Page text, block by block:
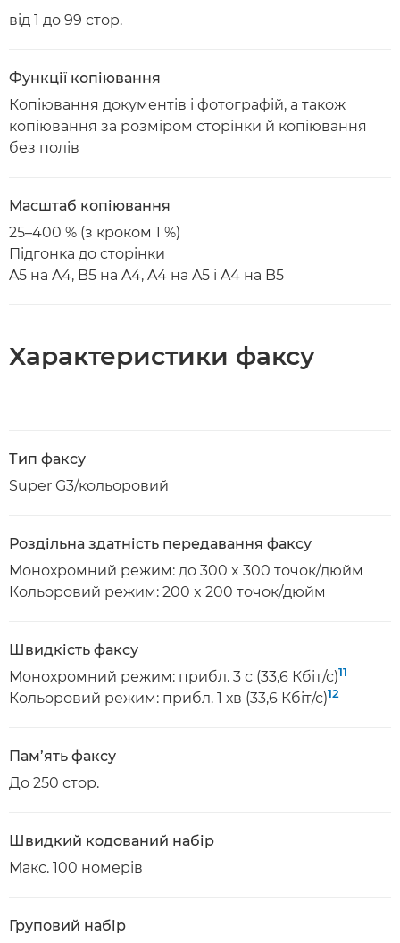
від 1 до 99 стор.
Функції копіювання
Копіювання документів і фотографій, а також
копіювання за розміром сторінки й копіювання
без полів
Масштаб копіювання
25–400 % (з кроком 1 %)
Підгонка до сторінки
A5 на A4, B5 на A4, A4 на A5 і A4 на B5
Характеристики факсу
Тип факсу
Super G3/кольоровий
Роздільна здатність передавання факсу
Монохромний режим: до 300 x 300 точок/дюйм
Кольоровий режим: 200 x 200 точок/дюйм
Швидкість факсу
Монохромний режим: прибл. 3 с (33,6 Кбіт/с)11
Кольоровий режим: прибл. 1 хв (33,6 Кбіт/с)12
Пам’ять факсу
До 250 стор.
Швидкий кодований набір
Макс. 100 номерів
Груповий набір